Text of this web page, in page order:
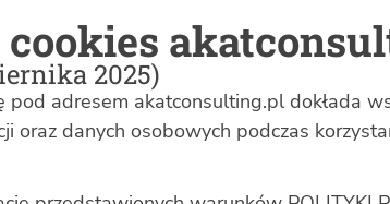
2025)
adresem akatconsulting.pl dokłada
oraz danych osobowych podczas